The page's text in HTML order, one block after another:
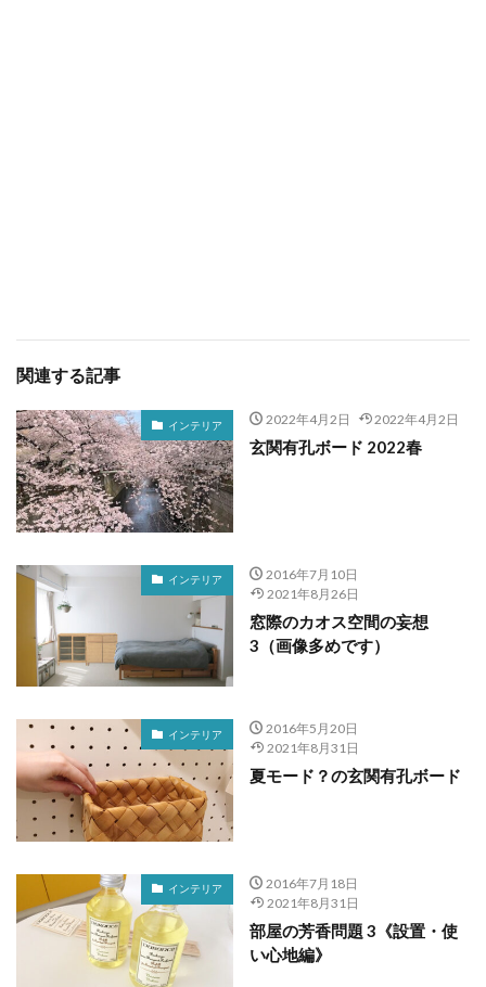
関連する記事
インテリア 2022年4月2日 2022年4月2日
玄関有孔ボード 2022春
インテリア
2016年7月10日
2021年8月26日
窓際のカオス空間の妄想
3（画像多めです）
インテリア
2016年5月20日
2021年8月31日
夏モード？の玄関有孔ボード
インテリア
2016年7月18日
2021年8月31日
部屋の芳香問題 3《設置・使
い心地編》